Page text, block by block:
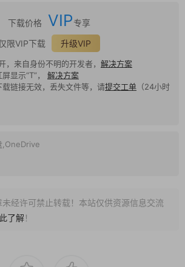
下载价格 VIP专享
限VIP下载
升级VIP
来自身份不明的开发者， 解决方案
显示“T”， 解决方案
链接无效，丢失文件等，请提交工单 （24小时
,OneDrive
经许可禁止转载！本站仅供资源信息交流
了解！